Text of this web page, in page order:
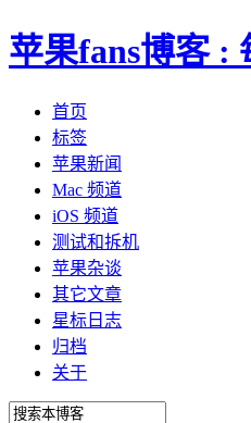
苹果fans博客 :
首页
标签
苹果新闻
Mac 频道
iOS 频道
测试和拆机
苹果杂谈
其它文章
星标日志
归档
关于